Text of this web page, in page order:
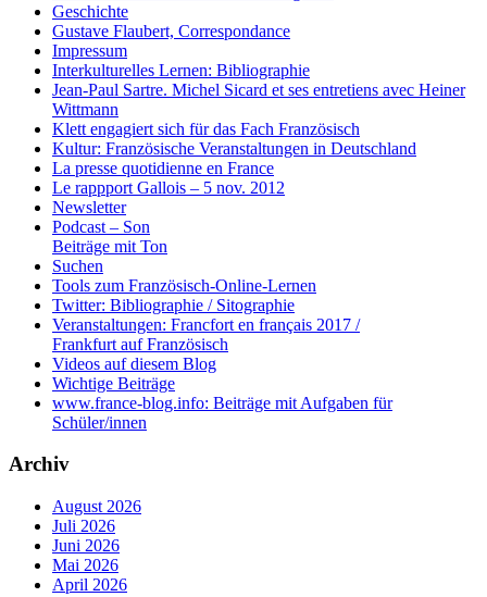
Geschichte
Gustave Flaubert, Correspondance
Impressum
Interkulturelles Lernen: Bibliographie
Jean-Paul Sartre. Michel Sicard et ses entretiens avec Heiner
Wittmann
Klett engagiert sich für das Fach Französisch
Kultur: Französische Veranstaltungen in Deutschland
La presse quotidienne en France
Le rappport Gallois – 5 nov. 2012
Newsletter
Podcast – Son
Beiträge mit Ton
Suchen
Tools zum Französisch-Online-Lernen
Twitter: Bibliographie / Sitographie
Veranstaltungen: Francfort en français 2017 /
Frankfurt auf Französisch
Videos auf diesem Blog
Wichtige Beiträge
www.france-blog.info: Beiträge mit Aufgaben für
Schüler/innen
Archiv
August 2026
Juli 2026
Juni 2026
Mai 2026
April 2026